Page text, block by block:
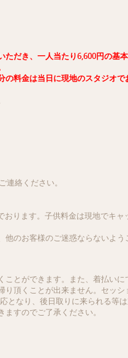
だき、一人当たり6,600円の基
料金は当日に現地のスタジオ
絡ください。
ります。子供料金は現地でキ
のお客様のご迷惑ならないよ
とができます。また、着払い
頂くことが出来ません。セッ
となり、後日取りに来られる等
すのでご了承ください。